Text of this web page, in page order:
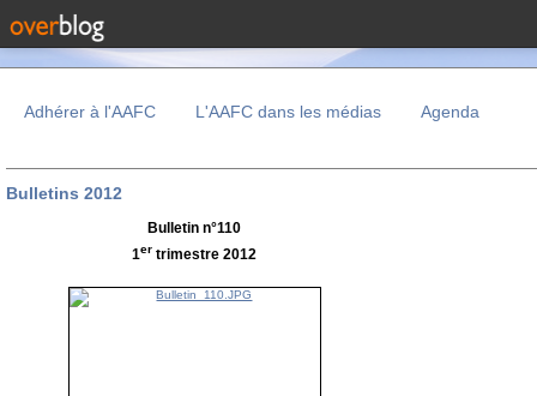
Adhérer à l'AAFC L'AAFC dans les médias Agenda
Bulletins 2012
Bulletin n°110
1er trimestre 2012